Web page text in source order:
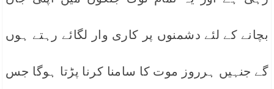
بچانے کے لئے دشمنوں پر کاری وار لگائے رہتے ہوں
گے جنہیں ہرروز موت کا سامنا کرنا پڑتا ہوگا جس